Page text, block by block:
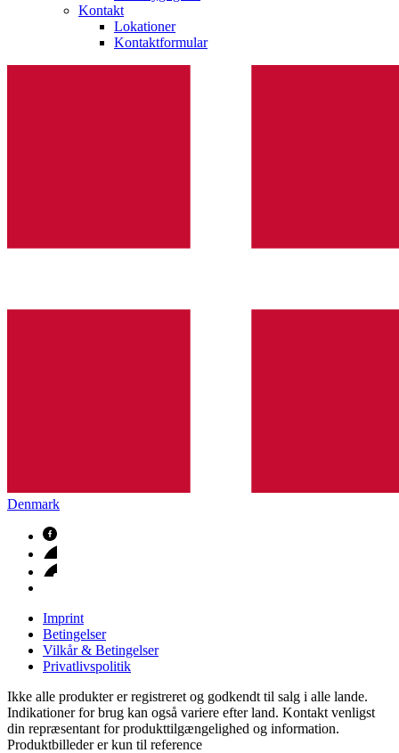
Kontakt
Lokationer
Kontaktformular
Denmark
Imprint
Betingelser
Vilkår & Betingelser
Privatlivspolitik
Ikke alle produkter er registreret og godkendt til salg i alle lande.
Indikationer for brug kan også variere efter land. Kontakt venligst
din repræsentant for produkttilgængelighed og information.
Produktbilleder er kun til reference